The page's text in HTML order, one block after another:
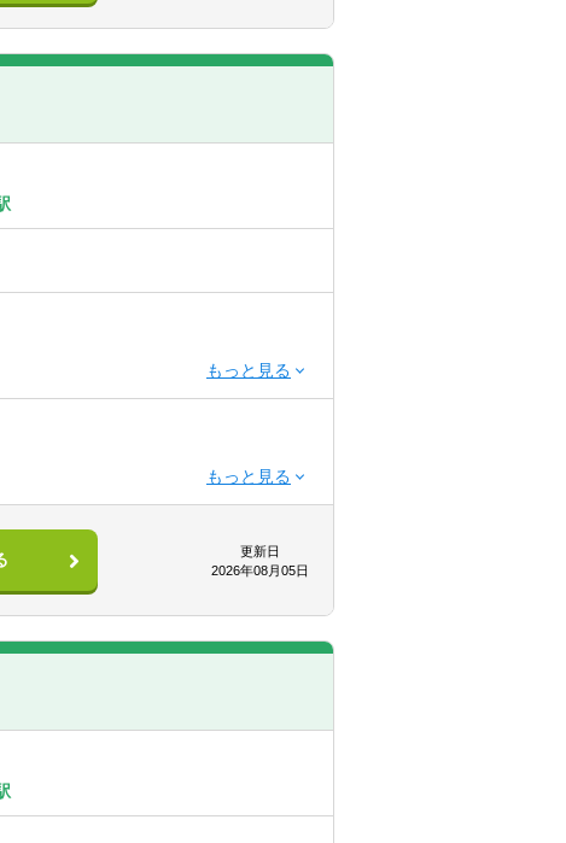
ての素養を身に付けていただくこと
取り組むために必要な基盤を構築し
取り組む際のパートナーとしてクライ
、課題解決に必要なソリューション開
構築しています。
の地域性を踏まえながら、全国のメン
めです
ィング会社出身者、ITベンダー出身
いては日本の明日を動かす業務に従事
的知見を身に付けることを強く希望し
2024年能登半島地震を踏まえた災害へ
。こうした中で、将来にわたって上下
経営の抜本的な改革等、経営基盤の強
援、料金改定支援、PPP/PFI（官民
なサービスを提供しています。上下水
ます。近年では、地方公営企業の会計
などその活動の範囲を広げています
決に向けてアシュアランス業務を提供
「中長期の目線」で課題解決に取り組
に取り組む際のパートナーとしてクラ
ーは公認会計士の他、中央省庁出身
身者、ベンチャー企業出身者など多様
2024年能登半島地震を踏まえた災害へ
。こうした中で、将来にわたって上下
経営の抜本的な改革等、経営基盤の強
更新日
2026年08月05日